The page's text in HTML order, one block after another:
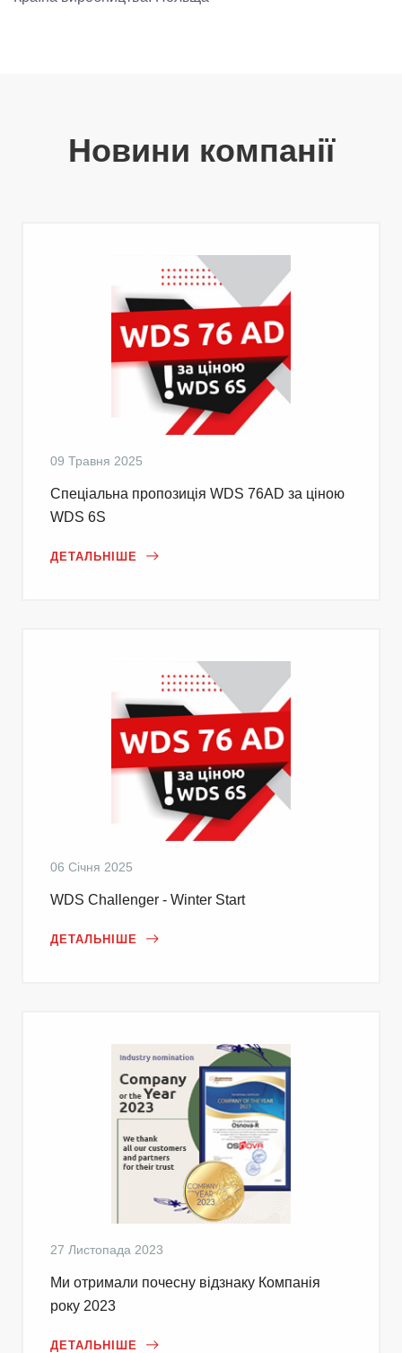
Новини компанії
09 Травня 2025
Cпеціальна пропозиція WDS 76AD за ціною
WDS 6S
ДЕТАЛЬНІШЕ
06 Січня 2025
WDS Challenger - Winter Start
ДЕТАЛЬНІШЕ
27 Листопада 2023
Ми отримали почесну відзнаку Компанія
року 2023
ДЕТАЛЬНІШЕ